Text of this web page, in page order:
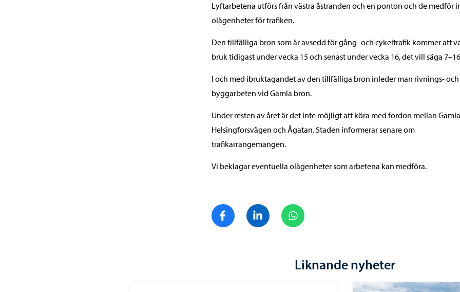
Lyftarbetena utförs från västra åstranden och en ponton och de medför
olägenheter för trafiken.
Den tillfälliga bron som är avsedd för gång- och cykeltrafik kommer att
bruk tidigast under vecka 15 och senast under vecka 16, det vill säga
I och med ibruktagandet av den tillfälliga bron inleder man rivnings- och
byggarbeten vid Gamla bron.
Under resten av året är det inte möjligt att köra med fordon mellan Gamla
Helsingforsvägen och Ågatan. Staden informerar senare om
trafikarrangemangen.
Vi beklagar eventuella olägenheter som arbetena kan medföra.
Dela på FacebookDela på LinkedIn
Liknande nyheter